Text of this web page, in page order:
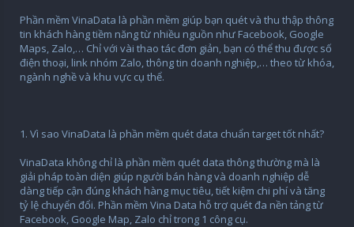
Phần mềm VinaData là phần mềm giúp bạn quét và thu thập thông
tin khách hàng tiềm năng từ nhiều nguồn như Facebook, Google
Maps, Zalo,… Chỉ với vài thao tác đơn giản, bạn có thể thu được số
điện thoại, link nhóm Zalo, thông tin doanh nghiệp,… theo từ khóa,
ngành nghề và khu vực cụ thể.
1. Vì sao VinaData là phần mềm quét data chuẩn target tốt nhất?
VinaData không chỉ là phần mềm quét data thông thường mà là
giải pháp toàn diện giúp người bán hàng và doanh nghiệp dễ
dàng tiếp cận đúng khách hàng mục tiêu, tiết kiệm chi phí và tăng
tỷ lệ chuyển đổi. Phần mềm Vina Data hỗ trợ quét đa nền tảng từ
Facebook, Google Map, Zalo chỉ trong 1 công cụ.